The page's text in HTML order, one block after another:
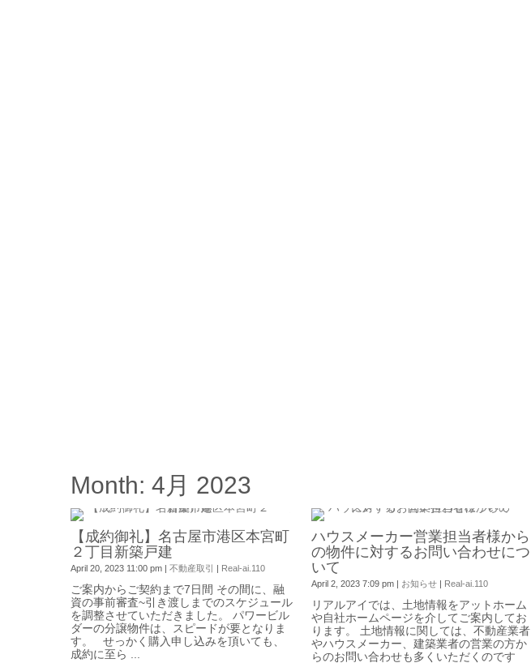
Month: 4月 2023
【成約御礼】名古屋市港区本宮町
２丁目新築戸建
April 20, 2023 11:00 pm | 不動産取引 | Real-ai.110
ご案内からご契約まで7日間 その間に、融
資の事前審査~引き渡しまでのスケジュール
を調整させていただきました。 パワービル
ダーの分譲物件は、スピードが要となりま
す。 せっかく購入申し込みを頂いても、
成約に至ら ...
ハウスメーカー営業担当者様から
の物件に対するお問い合わせにつ
いて
April 2, 2023 7:09 pm | お知らせ | Real-ai.110
リアルアイでは、土地情報をアットホーム
や自社ホームページを介してご案内してお
ります。 土地情報に関しては、不動産業者
やハウスメーカー、建築業者の営業の方か
らのお問い合わせも多くいただくのです